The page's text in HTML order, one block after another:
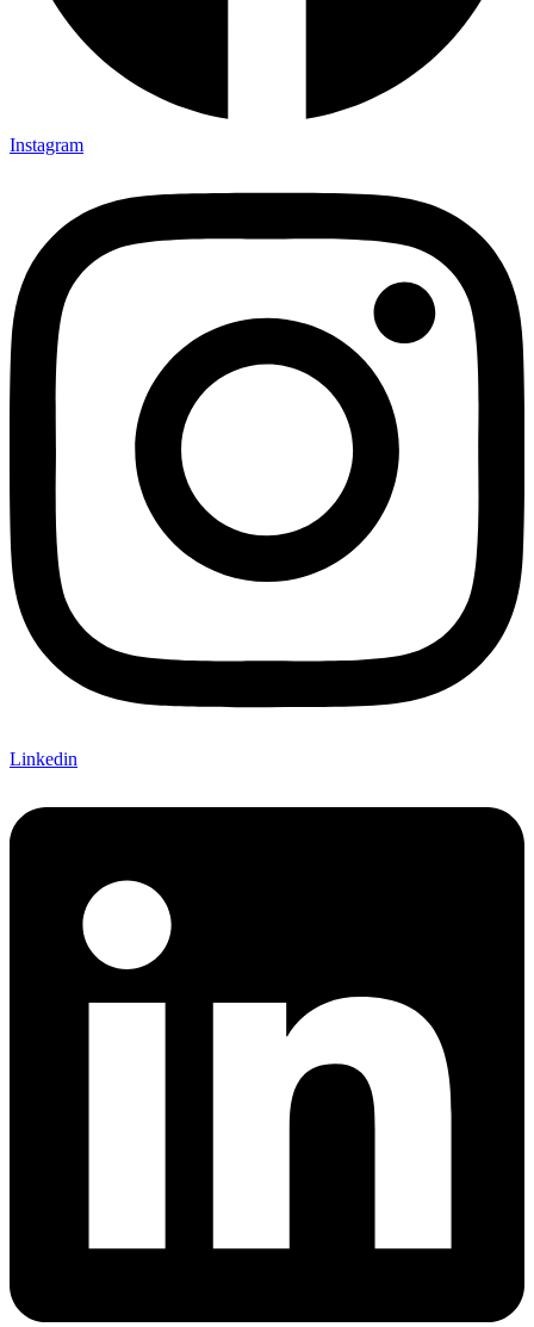
Instagram
Linkedin